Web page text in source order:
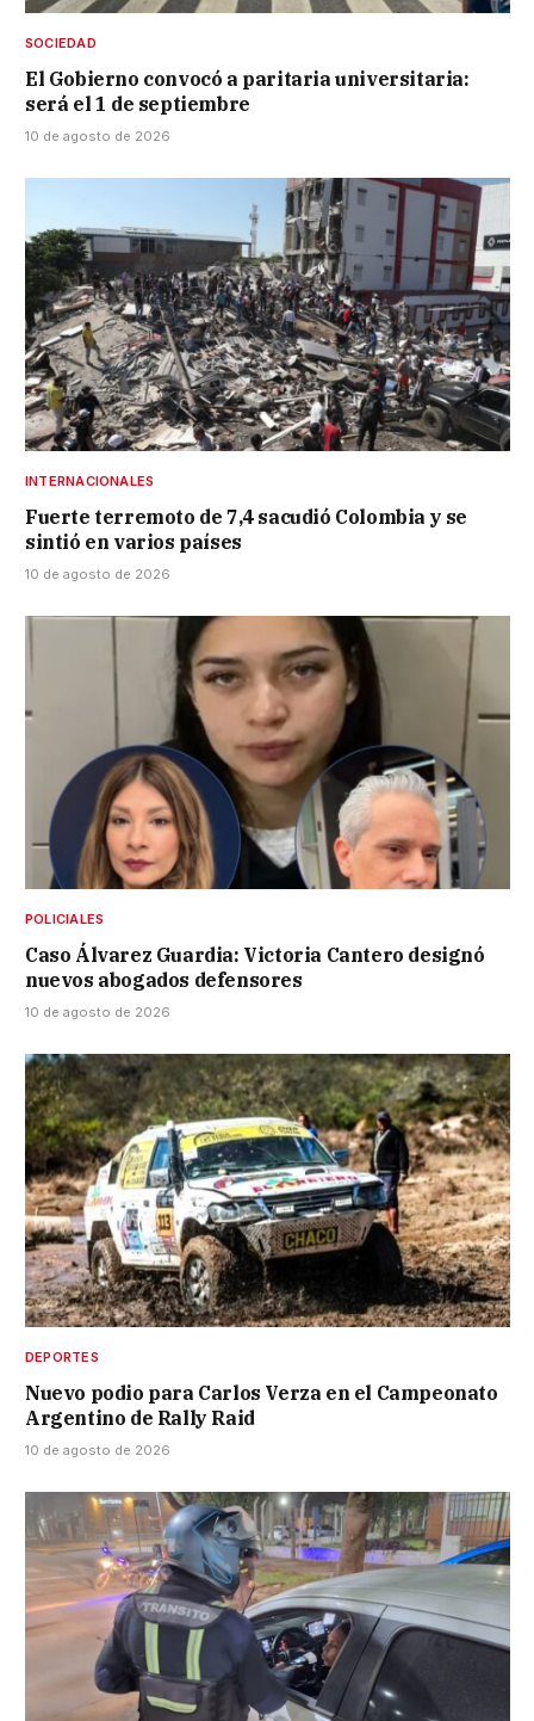
SOCIEDAD
El Gobierno convocó a paritaria universitaria:
será el 1 de septiembre
10 de agosto de 2026
INTERNACIONALES
Fuerte terremoto de 7,4 sacudió Colombia y se
sintió en varios países
10 de agosto de 2026
POLICIALES
Caso Álvarez Guardia: Victoria Cantero designó
nuevos abogados defensores
10 de agosto de 2026
DEPORTES
Nuevo podio para Carlos Verza en el Campeonato
Argentino de Rally Raid
10 de agosto de 2026